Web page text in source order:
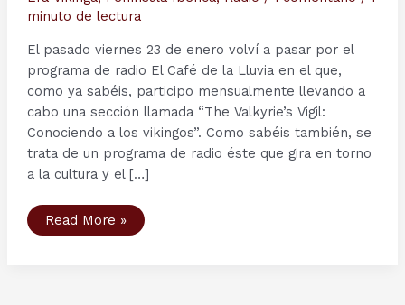
minuto de lectura
El pasado viernes 23 de enero volví a pasar por el
programa de radio El Café de la Lluvia en el que,
como ya sabéis, participo mensualmente llevando a
cabo una sección llamada “The Valkyrie’s Vigil:
Conociendo a los vikingos”. Como sabéis también, se
trata de un programa de radio éste que gira en torno
a la cultura y el […]
Radio
y
Read More »